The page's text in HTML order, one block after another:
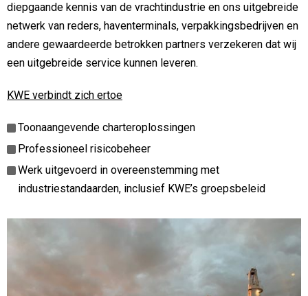
diepgaande kennis van de vrachtindustrie en ons uitgebreide
netwerk van reders, haventerminals, verpakkingsbedrijven en
andere gewaardeerde betrokken partners verzekeren dat wij
een uitgebreide service kunnen leveren.
KWE verbindt zich ertoe
Toonaangevende charteroplossingen
Professioneel risicobeheer
Werk uitgevoerd in overeenstemming met
industriestandaarden, inclusief KWE’s groepsbeleid